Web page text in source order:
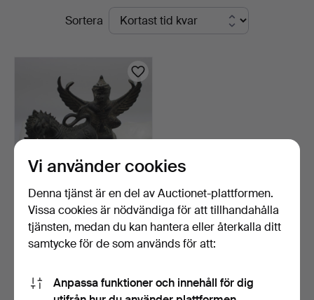
PågåendeSortera
PAR VINTAGE
THAILÄNDSKA
BRONSSKULPTURER.
Vi använder cookies
Denna tjänst är en del av Auctionet-plattformen.
Vissa cookies är nödvändiga för att tillhandahålla
tjänsten, medan du kan hantera eller återkalla ditt
samtycke för de som används för att:
Anpassa funktioner och innehåll för dig